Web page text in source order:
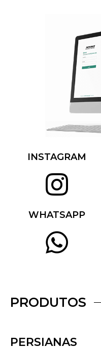
INSTAGRAM
WHATSAPP
PRODUTOS
PERSIANAS